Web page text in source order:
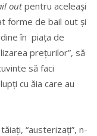
outpentru aceleaşi
forme de bail out şi
în piaţa de
preţurilor”, să
să faci
cu ăia care au
“austerizaţi”, n-